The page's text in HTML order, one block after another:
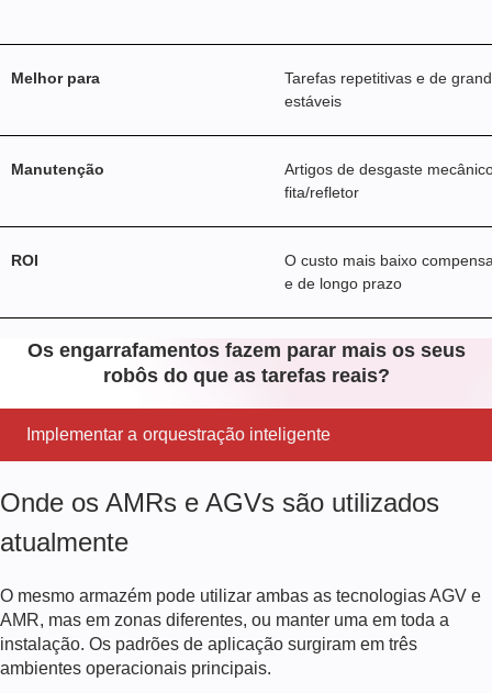
Melhor para
Tarefas repetitivas e de
estáveis
Manutenção
Artigos de desgaste
fita/refletor
ROI
O custo mais baixo
e de longo prazo
Os engarrafamentos fazem parar mais os seus
robôs do que as tarefas reais?
Implementar a orquestração inteligente
Onde os AMRs e AGVs são utilizados
atualmente
O mesmo armazém pode utilizar ambas as tecnologias AGV e
AMR, mas em zonas diferentes, ou manter uma em toda a
instalação. Os padrões de aplicação surgiram em três
ambientes operacionais principais.